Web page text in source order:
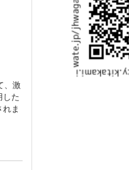
、激
た
ま